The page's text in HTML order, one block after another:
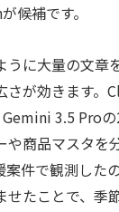
候補です。
うに大量の文章
さが効きます。
3.5 Proの
や商品マスタを
案件で観測した
せたことで、季